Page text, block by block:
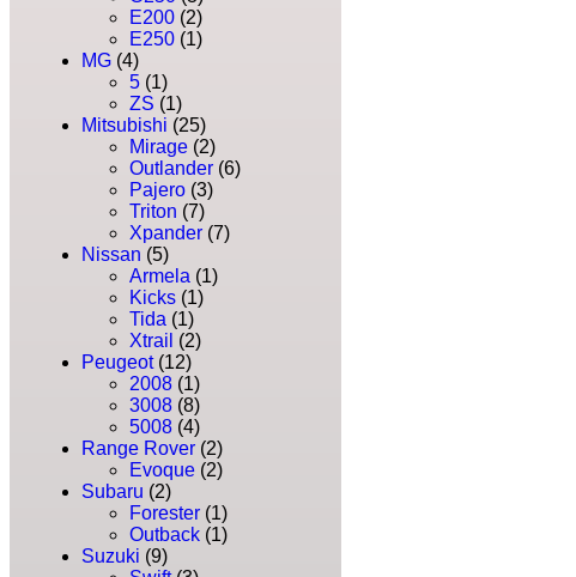
E200 (2)
E250 (1)
MG (4)
5 (1)
ZS (1)
Mitsubishi (25)
Mirage (2)
Outlander (6)
Pajero (3)
Triton (7)
Xpander (7)
Nissan (5)
Armela (1)
Kicks (1)
Tida (1)
Xtrail (2)
Peugeot (12)
2008 (1)
3008 (8)
5008 (4)
Range Rover (2)
Evoque (2)
Subaru (2)
Forester (1)
Outback (1)
Suzuki (9)